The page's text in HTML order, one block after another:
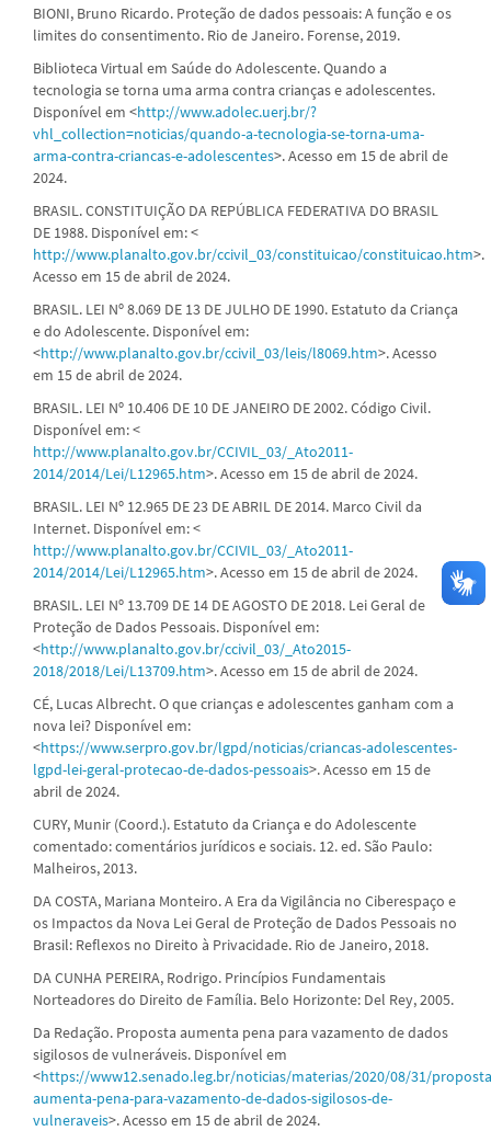
BIONI, Bruno Ricardo. Proteção de dados pessoais: A função e os
limites do consentimento. Rio de Janeiro. Forense, 2019.
Biblioteca Virtual em Saúde do Adolescente. Quando a
tecnologia se torna uma arma contra crianças e adolescentes.
Disponível em <http://www.adolec.uerj.br/?
vhl_collection=noticias/quando-a-tecnologia-se-torna-uma-
arma-contra-criancas-e-adolescentes>. Acesso em 15 de abril de
2024.
BRASIL. CONSTITUIÇÃO DA REPÚBLICA FEDERATIVA DO BRASIL
DE 1988. Disponível em: <
http://www.planalto.gov.br/ccivil_03/constituicao/constituicao.htm>.
Acesso em 15 de abril de 2024.
BRASIL. LEI Nº 8.069 DE 13 DE JULHO DE 1990. Estatuto da Criança
e do Adolescente. Disponível em:
<http://www.planalto.gov.br/ccivil_03/leis/l8069.htm>. Acesso
em 15 de abril de 2024.
BRASIL. LEI Nº 10.406 DE 10 DE JANEIRO DE 2002. Código Civil.
Disponível em: <
http://www.planalto.gov.br/CCIVIL_03/_Ato2011-
2014/2014/Lei/L12965.htm>. Acesso em 15 de abril de 2024.
BRASIL. LEI Nº 12.965 DE 23 DE ABRIL DE 2014. Marco Civil da
Internet. Disponível em: <
http://www.planalto.gov.br/CCIVIL_03/_Ato2011-
2014/2014/Lei/L12965.htm>. Acesso em 15 de abril de 2024.
BRASIL. LEI Nº 13.709 DE 14 DE AGOSTO DE 2018. Lei Geral de
Proteção de Dados Pessoais. Disponível em:
<http://www.planalto.gov.br/ccivil_03/_Ato2015-
2018/2018/Lei/L13709.htm>. Acesso em 15 de abril de 2024.
CÉ, Lucas Albrecht. O que crianças e adolescentes ganham com a
nova lei? Disponível em:
<https://www.serpro.gov.br/lgpd/noticias/criancas-adolescentes-
lgpd-lei-geral-protecao-de-dados-pessoais>. Acesso em 15 de
abril de 2024.
CURY, Munir (Coord.). Estatuto da Criança e do Adolescente
comentado: comentários jurídicos e sociais. 12. ed. São Paulo:
Malheiros, 2013.
DA COSTA, Mariana Monteiro. A Era da Vigilância no Ciberespaço e
os Impactos da Nova Lei Geral de Proteção de Dados Pessoais no
Brasil: Reflexos no Direito à Privacidade. Rio de Janeiro, 2018.
DA CUNHA PEREIRA, Rodrigo. Princípios Fundamentais
Norteadores do Direito de Família. Belo Horizonte: Del Rey, 2005.
Da Redação. Proposta aumenta pena para vazamento de dados
sigilosos de vulneráveis. Disponível em
<https://www12.senado.leg.br/noticias/materias/2020/08/31/
aumenta-pena-para-vazamento-de-dados-sigilosos-de-
vulneraveis>. Acesso em 15 de abril de 2024.